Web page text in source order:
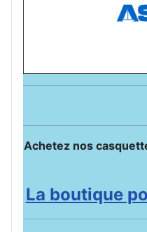
Achetez nos
La boutique